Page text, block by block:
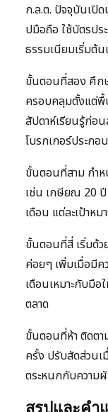
ก.ล.ต. ปัจจุบันเปิ
ปมือถือ ใช้บัตรป
ธรรมเนียมเริ่มต้น
ขั้นตอนที่สอง ศึก
ครอบคลุมตั้งแต่พื้
สัปดาห์เรียนรู้ก่อน
โบรกเกอร์ประกอบ
ขั้นตอนที่สาม กำห
เช่น เกษียณ 20 ปี
เดือน แต่ละเป้าห
ขั้นตอนที่สี่ เริ่มด้
ค่อยๆ เพิ่มเมื่อมีค
เดือนเหมาะกับมือ
ตลาด
ขั้นตอนที่ห้า ติดตา
ครั้ง ปรับสัดส่วน
ตระหนกกับความ
สรุปและคำ